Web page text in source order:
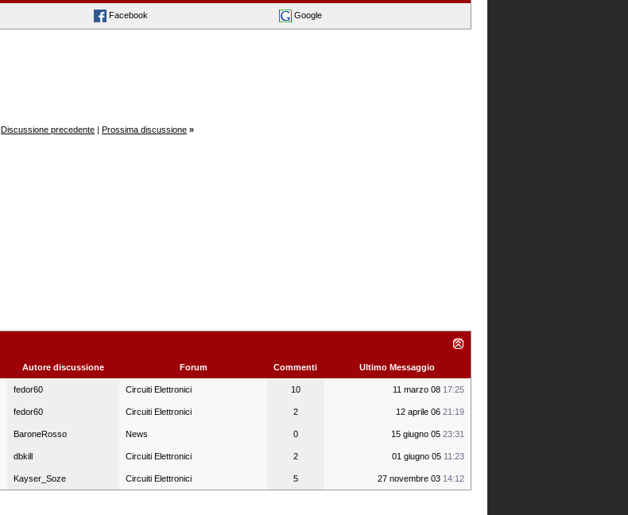
Facebook Google
Discussione precedente | Prossima discussione »
Autore discussione Forum Commenti Ultimo Messaggio
fedor60 Circuiti Elettronici 10 11 marzo 08 17:25
fedor60 Circuiti Elettronici 2 12 aprile 06 21:19
BaroneRosso News 0 15 giugno 05 23:31
dbkill Circuiti Elettronici 2 01 giugno 05 11:23
Kayser_Soze Circuiti Elettronici 5 27 novembre 03 14:12